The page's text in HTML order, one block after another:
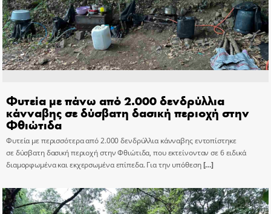
Φυτεία με πάνω από 2.000 δενδρύλλια
κάνναβης σε δύσβατη δασική περιοχή στην
Φθιώτιδα
Φυτεία με περισσότερα από 2.000 δενδρύλλια κάνναβης εντοπίστηκε
σε δύσβατη δασική περιοχή στην Φθιώτιδα, που εκτείνονταν σε 6 ειδικά
διαμορφωμένα και εκχερσωμένα επίπεδα. Για την υπόθεση[…]